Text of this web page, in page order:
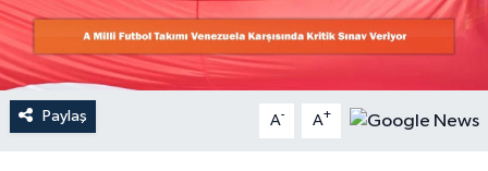
Paylaş A- A+